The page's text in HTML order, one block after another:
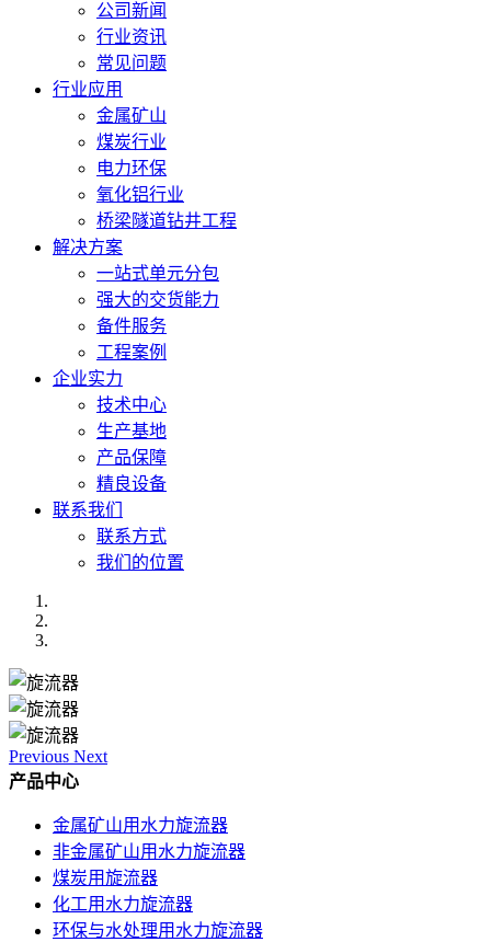
公司新闻
行业资讯
常见问题
行业应用
金属矿山
煤炭行业
电力环保
氧化铝行业
桥梁隧道钻井工程
解决方案
一站式单元分包
强大的交货能力
备件服务
工程案例
企业实力
技术中心
生产基地
产品保障
精良设备
联系我们
联系方式
我们的位置
Previous Next
产品中心
金属矿山用水力旋流器
非金属矿山用水力旋流器
煤炭用旋流器
化工用水力旋流器
环保与水处理用水力旋流器